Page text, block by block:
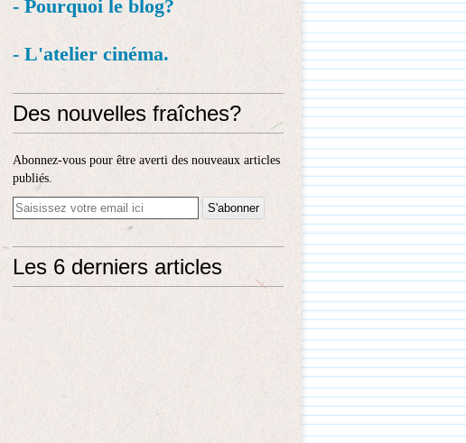
- Pourquoi le blog?
- L'atelier cinéma.
Des nouvelles fraîches?
Abonnez-vous pour être averti des nouveaux articles
publiés.
Les 6 derniers articles